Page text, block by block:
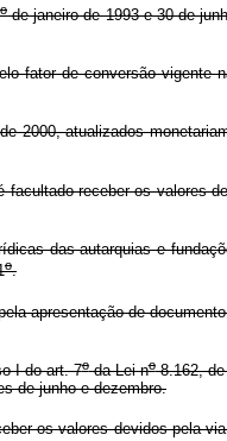
ode janeiro de 1993 e 30 de
fator de conversão vigente
atualizados
facultado receber os valores
das autarquias e
o.
apresentação de
I do art. 7oda Lei no8.162, de
de junho e dezembro.
os valores devidos pela